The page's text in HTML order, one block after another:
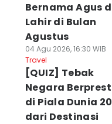
Bernama Agus
Lahir di Bulan
Agustus
04 Agu 2026, 16:30 WIB
Travel
[QUIZ] Tebak
Negara
di Piala Dunia
dari Destinasi